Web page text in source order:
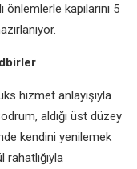
kapılarını 5
hizmet anlayışıyla
aldığı üst düzey
kendini yenilemek